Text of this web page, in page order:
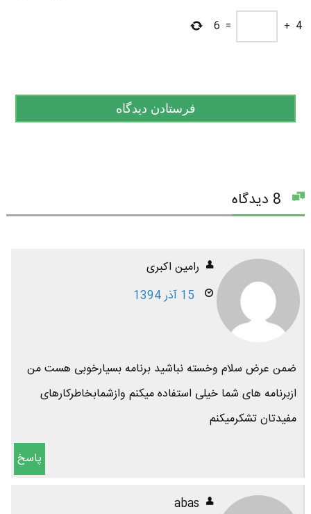
4
+
=
6
رامین اکبری
15 آذر 1394
ضمن عرض سلام وخسته نباشید برنامه بسیارخوبی هست من
ازبرنامه های شما خیلی استفاده میکنم وازشمابخاطرکارهای
مفیدتان تشکرمیکنم
پاسخ
abas